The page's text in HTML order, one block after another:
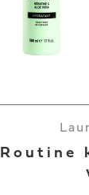
Routine